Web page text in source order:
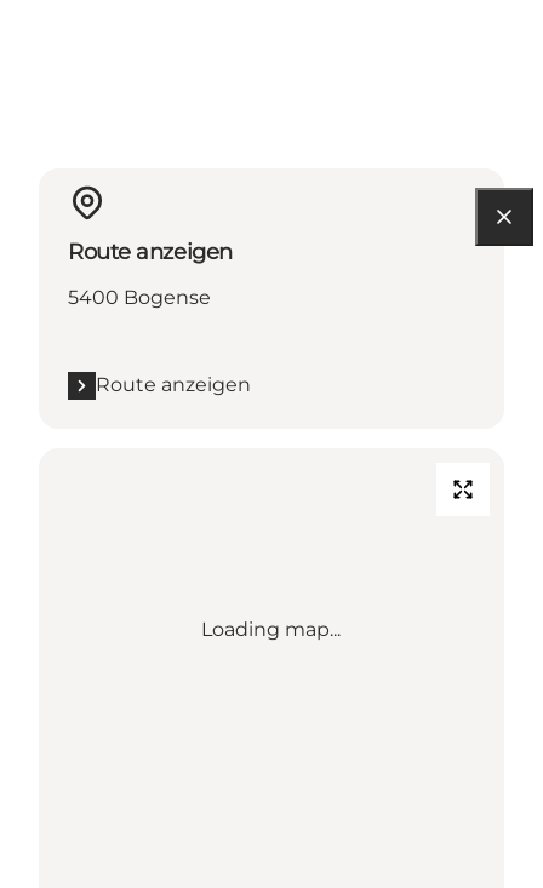
Route anzeigen
5400 Bogense
Route anzeigen
Loading map...